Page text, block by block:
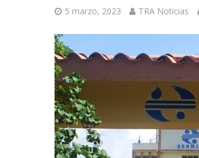
5 marzo, 2023 TRA Noticias